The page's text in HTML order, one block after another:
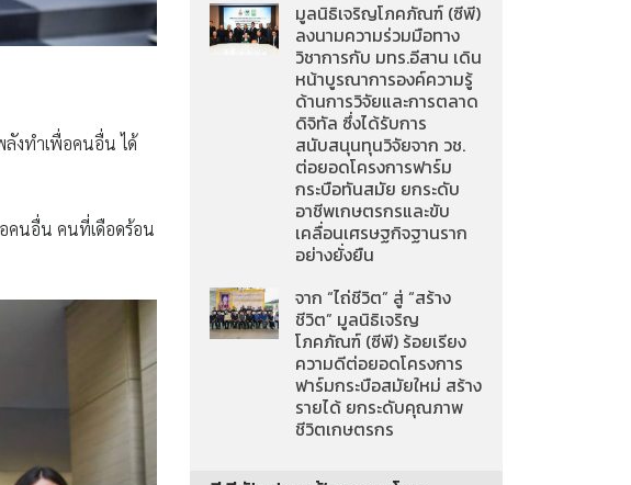
ลังทำเพื่อคนอื่น ได้
คนอื่น​ คนที่เดือดร้อน​
มูลนิธิเจริญโภคภัณฑ์ (ซีพี)
ลงนามความร่วมมือทาง
วิชาการกับ มทร.อีสาน เดิน
หน้าบูรณาการองค์ความรู้
ด้านการวิจัยและการตลาด
ดิจิทัล ซึ่งได้รับการ
สนับสนุนทุนวิจัยจาก วช.
ต่อยอดโครงการฟาร์ม
กระบือทันสมัย ยกระดับ
อาชีพเกษตรกรและขับ
เคลื่อนเศรษฐกิจฐานราก
อย่างยั่งยืน
จาก “ไถ่ชีวิต” สู่ “สร้าง
ชีวิต” มูลนิธิเจริญ
โภคภัณฑ์ (ซีพี) ร้อยเรียง
ความดีต่อยอดโครงการ
ฟาร์มกระบือสมัยใหม่ สร้าง
รายได้ ยกระดับคุณภาพ
ชีวิตเกษตรกร